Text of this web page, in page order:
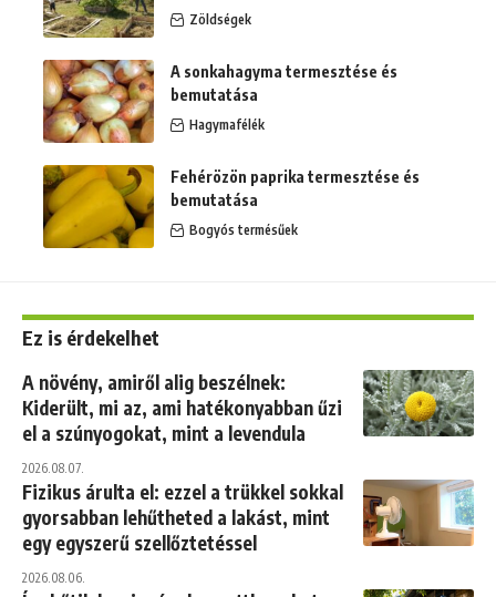
Zöldségek
A sonkahagyma termesztése és
bemutatása
Hagymafélék
Fehérözön paprika termesztése és
bemutatása
Bogyós termésűek
Ez is érdekelhet
A növény, amiről alig beszélnek:
Kiderült, mi az, ami hatékonyabban űzi
el a szúnyogokat, mint a levendula
2026.08.07.
Fizikus árulta el: ezzel a trükkel sokkal
gyorsabban lehűtheted a lakást, mint
egy egyszerű szellőztetéssel
2026.08.06.